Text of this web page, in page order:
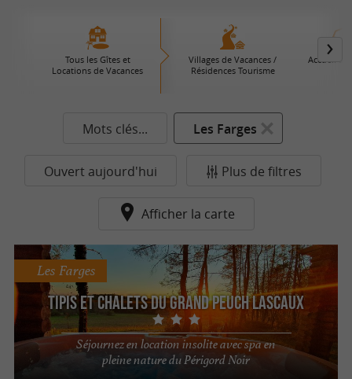
Tous les Gîtes et
Locations de Vacances
Villages de Vacances /
Résidences Tourisme
Accueil à
Mots clés... Les Farges
Ouvert aujourd'hui Plus de filtres
Afficher la carte
Tipis et chalets du Grand Peuch Lascaux
Séjournez en location insolite avec spa en
pleine nature du Périgord Noir
Les Farges